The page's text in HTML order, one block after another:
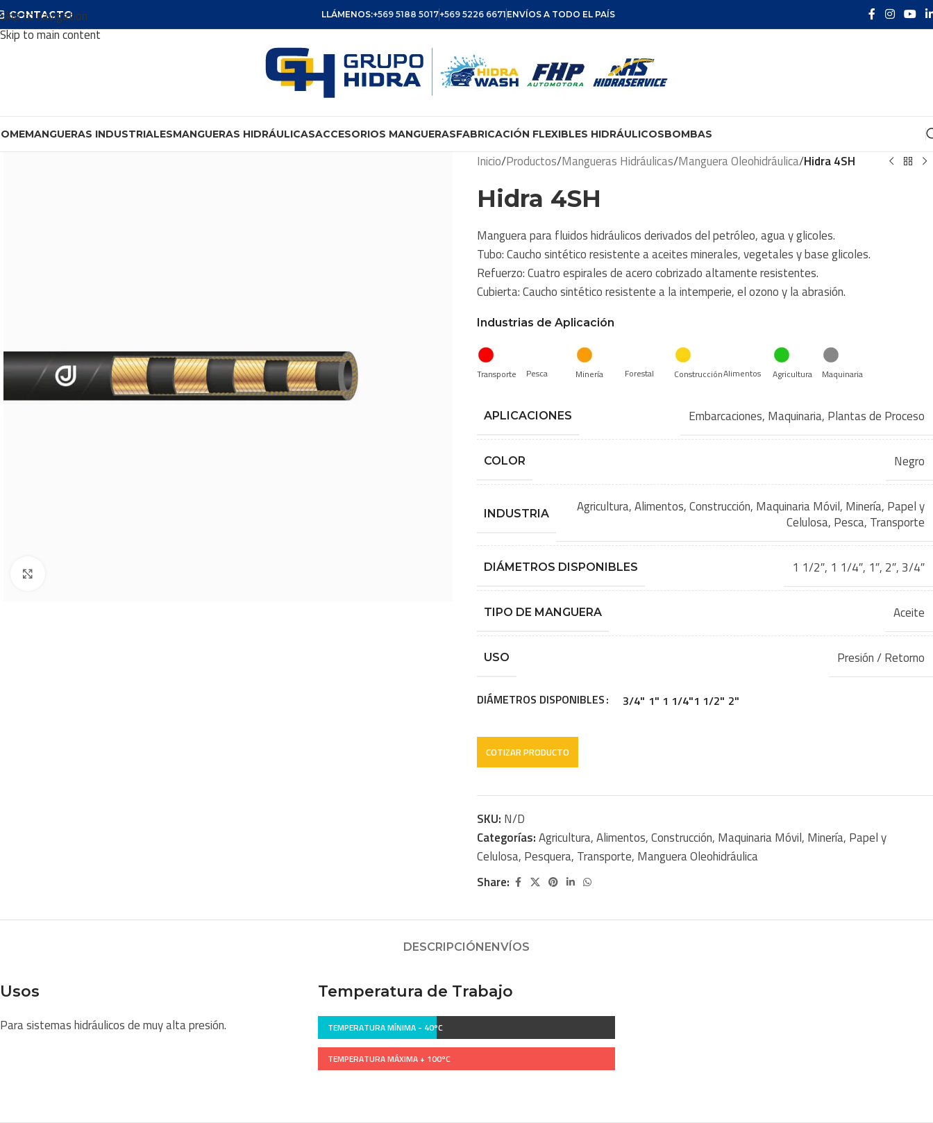
Skip to navigation
Skip to main content
CONTACTO LLÁMENOS:+569 5188 5017+569 5226 6671 ENVÍOS A TODO EL PAÍS
MANGUERAS INDUSTRIALESMANGUERAS HIDRÁULICASACCESORIOS MANGUERASFABRICACIÓN FLEXIBLES HIDRÁULICOSBOMBAS
Inicio/Productos/Mangueras Hidráulicas/Manguera Oleohidráulica/Hidra 4SH
Hidra 4SH
Manguera para fluidos hidráulicos derivados del petróleo, agua y glicoles.
Tubo: Caucho sintético resistente a aceites minerales, vegetales y base glicoles.
Refuerzo: Cuatro espirales de acero cobrizado altamente resistentes.
Cubierta: Caucho sintético resistente a la intemperie, el ozono y la abrasión.
Industrias de Aplicación
Transporte Pesca Minería Forestal ConstrucciónAlimentos Agricultura Maquinaria
APLICACIONES Embarcaciones, Maquinaria, Plantas de Proceso
COLOR Negro
INDUSTRIA Agricultura,Alimentos,Construcción, Maquinaria Móvil, Minería, Papel y
Celulosa, Pesca, Transporte
DIÁMETROS DISPONIBLES 1 1/2″, 1 1/4″, 1″, 2″, 3/4″
TIPO DE MANGUERA Aceite
USO Presión / Retorno
DIÁMETROS DISPONIBLES 3/4" 1" 1 1/4"1 1/2" 2"
SKU: N/D
Categorías:Agricultura,Alimentos,Construcción, Maquinaria Móvil, Minería, Papel y
Celulosa, Pesquera, Transporte, Manguera Oleohidráulica
Share:
DESCRIPCIÓNENVÍOS
Usos
Para sistemas hidráulicos de muy alta presión.
Temperatura de Trabajo
TEMPERATURA MÍNIMA - 40ºC
TEMPERATURA MÁXIMA + 100ºC